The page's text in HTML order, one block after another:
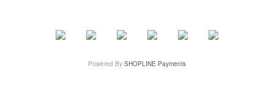
Powered By SHOPLINE Payments